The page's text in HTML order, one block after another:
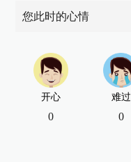
您此时的心情
开心
0
难过
0